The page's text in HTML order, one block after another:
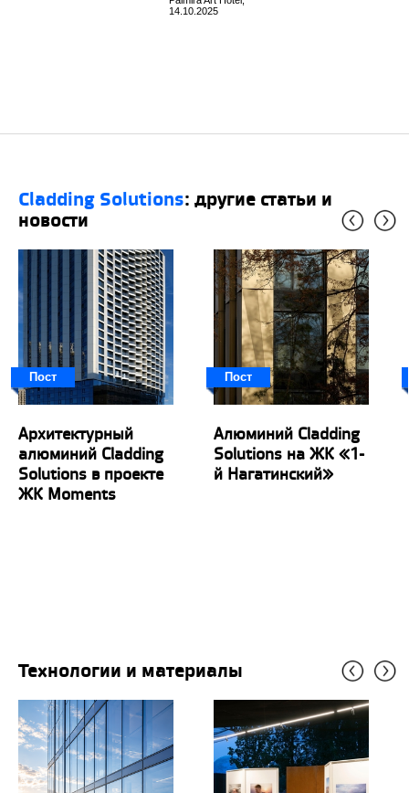
14.10.2025
Cladding Solutions: другие статьи и
новости
Пост
Архитектурный
алюминий Cladding
Solutions в проекте
ЖК Moments
Пост
Алюминий Cladding
Solutions на ЖК «1-
й Нагатинский»
Технологии и материалы